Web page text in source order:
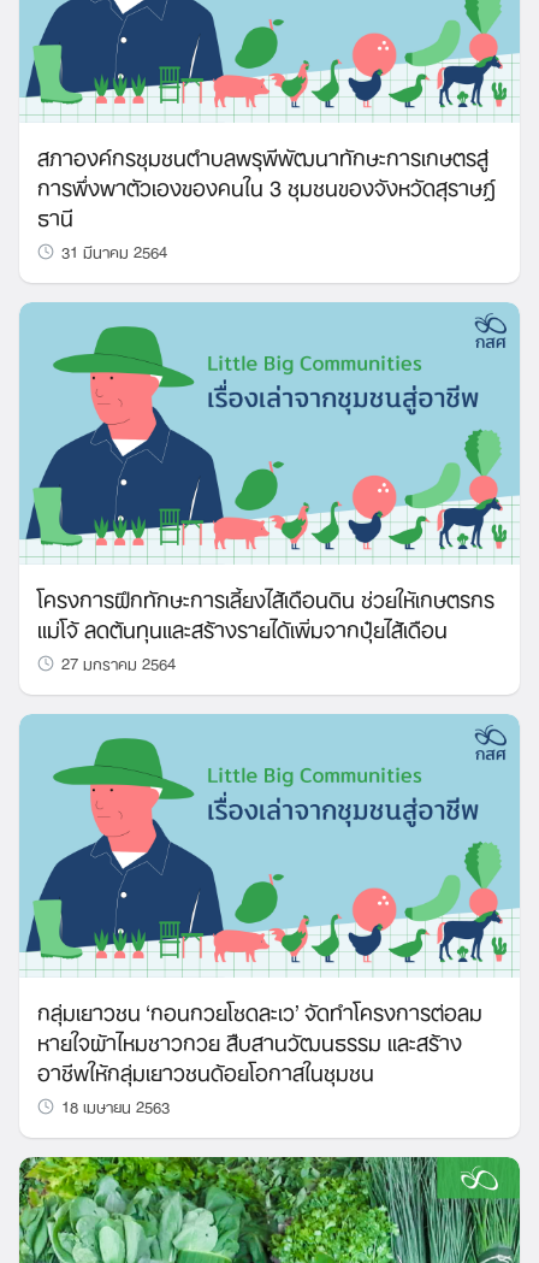
Search
for:
สภาองค์กรชุมชนตำบลพรุพีพัฒนาทักษะการเกษตรสู่
การพึ่งพาตัวเองของคนใน 3 ชุมชนของจังหวัดสุราษฎ์
ธานี
31 มีนาคม 2564
โครงการฝึกทักษะการเลี้ยงไส้เดือนดิน ช่วยให้เกษตรกร
แม่โจ้ ลดต้นทุนและสร้างรายได้เพิ่มจากปุ๋ยไส้เดือน
27 มกราคม 2564
กลุ่มเยาวชน ‘กอนกวยโซดละเว’ จัดทำโครงการต่อลม
หายใจผ้าไหมชาวกวย สืบสานวัฒนธรรม และสร้าง
อาชีพให้กลุ่มเยาวชนด้อยโอกาสในชุมชน
18 เมษายน 2563